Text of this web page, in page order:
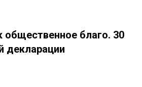
благо. 30
декларации